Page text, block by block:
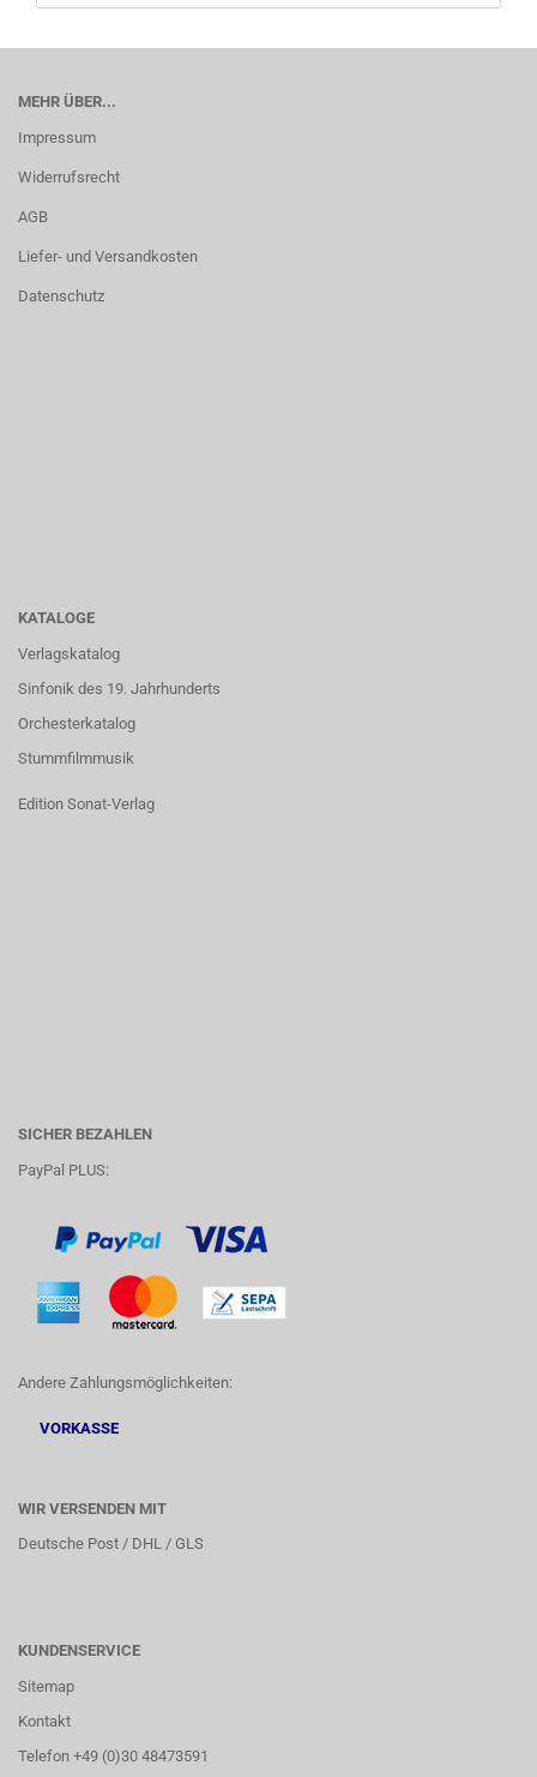
MEHR ÜBER...
Impressum
Widerrufsrecht
AGB
Liefer- und Versandkosten
Datenschutz
KATALOGE
Verlagskatalog
Sinfonik des 19. Jahrhunderts
Orchesterkatalog
Stummfilmmusik
Edition Sonat-Verlag
SICHER BEZAHLEN
PayPal PLUS:
Andere Zahlungsmöglichkeiten:
VORKASSE
WIR VERSENDEN MIT
Deutsche Post / DHL / GLS
KUNDENSERVICE
Sitemap
Kontakt
Telefon +49 (0)30 48473591